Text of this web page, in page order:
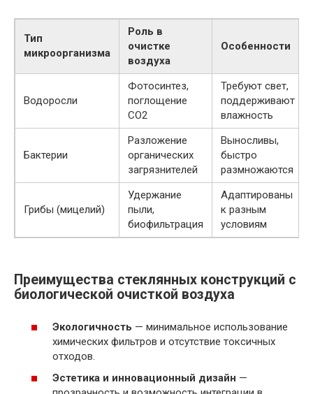
Тип
микроорганизма
Роль в
очистке
воздуха
Особенности
Водоросли
Фотосинтез,
поглощение
CO2
Требуют свет,
поддерживают
влажность
Бактерии
Разложение
органических
загрязнителей
Выносливы,
быстро
размножаются
Грибы (мицелий)
Удержание
пыли,
биофильтрация
Адаптированы
к разным
условиям
Преимущества стеклянных конструкций с
биологической очисткой воздуха
Экологичность — минимальное использование
химических фильтров и отсутствие токсичных
отходов.
Эстетика и инновационный дизайн —